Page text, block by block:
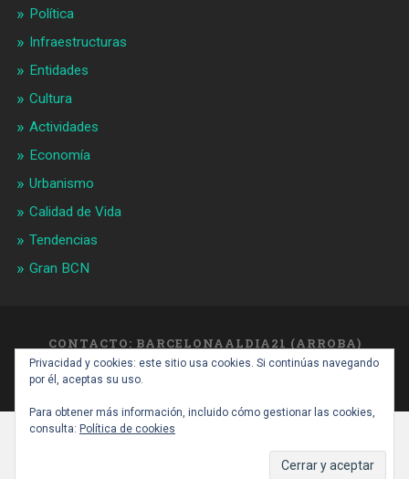
Política
Infraestructuras
Entidades
Cultura
Actividades
Economía
Urbanismo
Calidad de Vida
Tendencias
Gran BCN
CONTACTO: BARCELONAALDIA21 (ARROBA)
GMAIL.COM
Privacidad y cookies: este sitio usa cookies. Si continúas navegando
por él, aceptas su uso.
Para obtener más información, incluido cómo gestionar las cookies,
consulta: Política de cookies